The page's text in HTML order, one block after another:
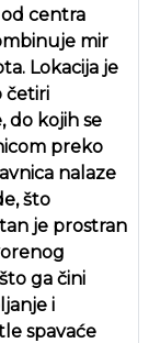
centra
mir
Lokacija je
četiri
do kojih se
preko
nalaze
što
je prostran
ga čini
i
spavaće